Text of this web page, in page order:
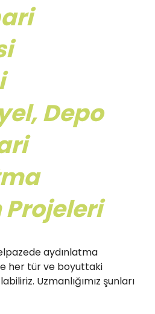
Depo
aydınlatma
her tür ve boyuttaki
Uzmanlığımız şunları